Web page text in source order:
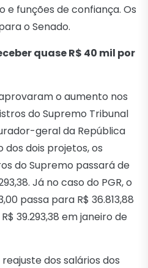
e funções de confiança. Os
o Senado.
quase R$ 40 mil por
o aumento nos
do Supremo Tribunal
geral da República
dos dois projetos, os
do Supremo passará de
Já no caso do PGR, o
passa para R$ 36.813,88
39.293,38 em janeiro de
dos salários dos